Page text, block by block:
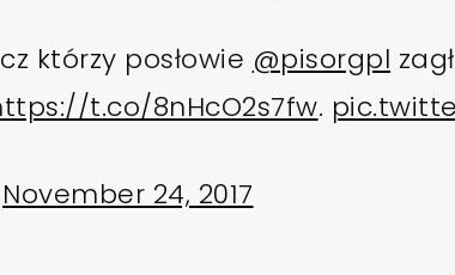
którzy posłowie @pisorgpl
t.co/8nHcO2s7fw.
November 24, 2017